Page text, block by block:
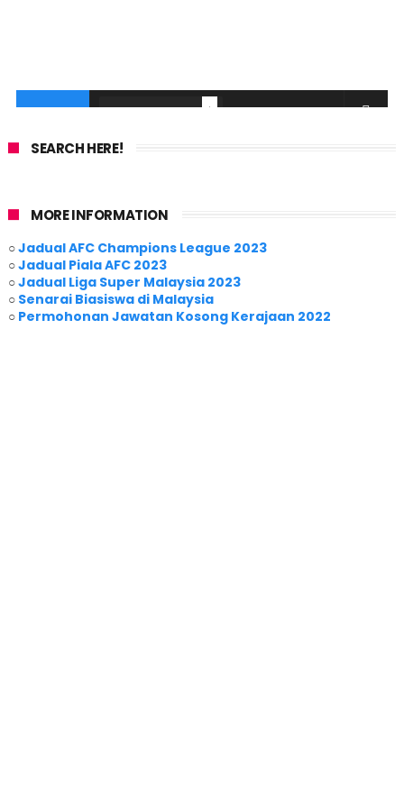
SEARCH HERE!
MORE INFORMATION
○Jadual AFC Champions League 2023
○Jadual Piala AFC 2023
○Jadual Liga Super Malaysia 2023
○ Senarai Biasiswa di Malaysia
○ Permohonan Jawatan Kosong Kerajaan 2022